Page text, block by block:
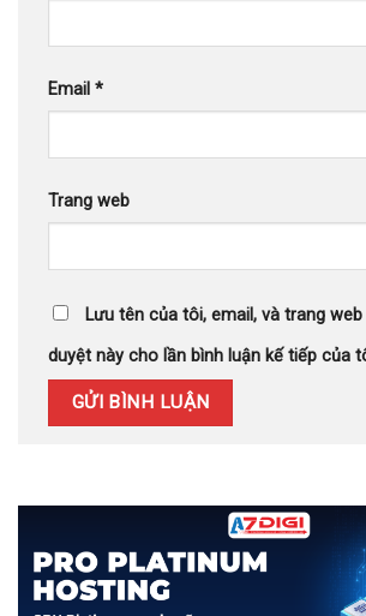
Email *
Trang web
Lưu tên của tôi, email, và trang
duyệt này cho lần bình luận kế tiếp của